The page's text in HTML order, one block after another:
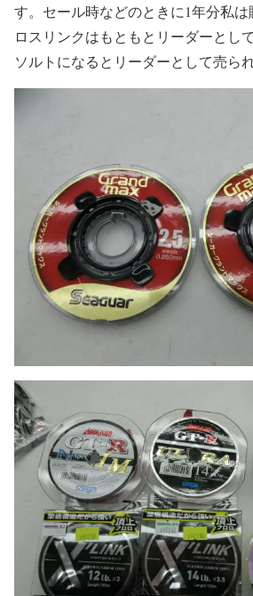
す。セール時などのときに1年分私
ロスリンクはもともとリーダーとし
ソルトになるとリーダーとして売ら